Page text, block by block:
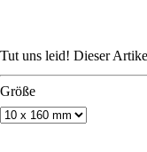
Tut uns leid! Dieser
Größe